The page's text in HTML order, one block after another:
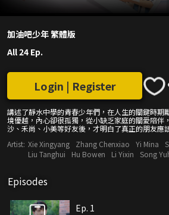
加油吧少年 繁體版
All 24 Ep.
講述了靜水中學的青春少年們，在人生的關鍵時期
境優越，內心卻很孤獨，從小缺乏家庭的關愛陪伴
沙、禾尚、小美等好友後，才明白了真正的朋友應
Login | Register
Artist: Xie Xingyang Zhang Chenxiao Yi Mina
Liu Tanghui
Hu Bowen Li Yixin Song
Episodes
Ep. 1